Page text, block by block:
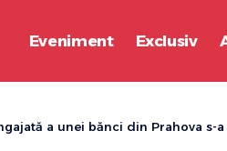
Eveniment Exclusiv
a unei bănci din Prahova s-